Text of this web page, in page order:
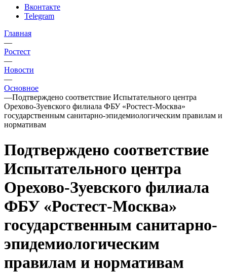
Вконтакте
Telegram
Главная
—
Ростест
—
Новости
—
Основное
—Подтверждено соответствие Испытательного центра
Орехово-Зуевского филиала ФБУ «Ростест-Москва»
государственным санитарно-эпидемиологическим правилам и
нормативам
Подтверждено соответствие
Испытательного центра
Орехово-Зуевского филиала
ФБУ «Ростест-Москва»
государственным санитарно-
эпидемиологическим
правилам и нормативам